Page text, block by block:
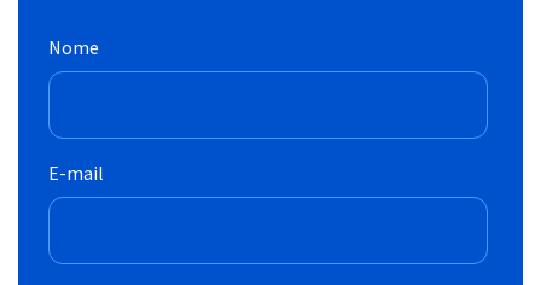
Nome
E-mail